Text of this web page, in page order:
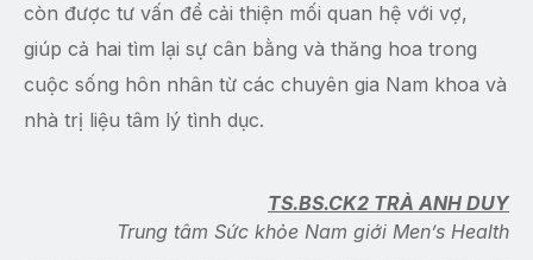
còn được tư vấn để cải thiện mối quan hệ với vợ,
giúp cả hai tìm lại sự cân bằng và thăng hoa trong
cuộc sống hôn nhân từ các chuyên gia Nam khoa và
nhà trị liệu tâm lý tình dục.
TS.BS.CK2 TRÀ ANH DUY
Trung tâm Sức khỏe Nam giới Men’s Health